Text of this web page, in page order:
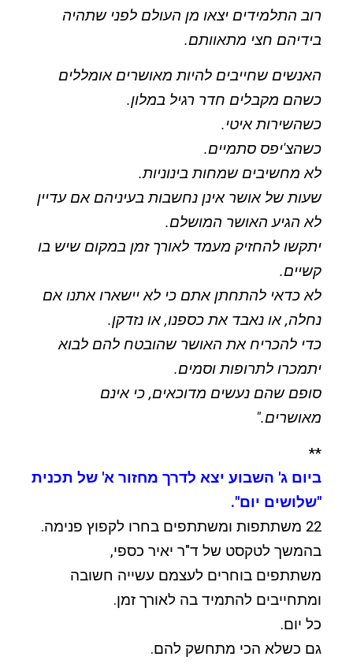
רוב התלמידים יצאו מן העולם לפני שתהיה
בידיהם חצי מתאוותם.
האנשים שחייבים להיות מאושרים אומללים
כשהם מקבלים חדר רגיל במלון.
כשהשירות איטי.
כשהצ'יפס סתמיים.
לא מחשיבים שמחות בינוניות.
שעות של אושר אינן נחשבות בעיניהם אם עדיין
לא הגיע האושר המושלם.
יתקשו להחזיק מעמד לאורך זמן במקום שיש בו
קשיים.
לא כדאי להתחתן אתם כי לא יישארו אתנו אם
נחלה, או נאבד את כספנו, או נזדקן.
כדי להכריח את האושר שהובטח להם לבוא
יתמכרו לתרופות וסמים.
סופם שהם נעשים מדוכאים, כי אינם
מאושרים."
**
ביום ג' השבוע יצא לדרך מחזור א' של תכנית
"שלושים יום".
22 משתתפות ומשתתפים בחרו לקפוץ פנימה.
בהמשך לטקסט של ד"ר יאיר כספי,
משתתפים בוחרים לעצמם עשייה חשובה
ומתחייבים להתמיד בה לאורך זמן.
כל יום.
גם כשלא הכי מתחשק להם.